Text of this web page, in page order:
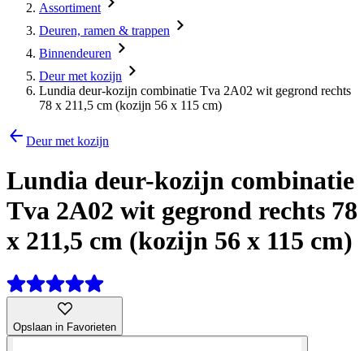
Assortiment
Deuren, ramen & trappen
Binnendeuren
Deur met kozijn
Lundia deur-kozijn combinatie Tva 2A02 wit gegrond rechts
78 x 211,5 cm (kozijn 56 x 115 cm)
Deur met kozijn
Lundia deur-kozijn combinatie
Tva 2A02 wit gegrond rechts 78
x 211,5 cm (kozijn 56 x 115 cm)
Opslaan in Favorieten